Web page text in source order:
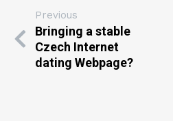
Previous
Bringing a stable
Czech Internet
dating Webpage?